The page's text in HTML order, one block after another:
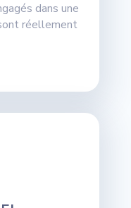
dans une
réellement